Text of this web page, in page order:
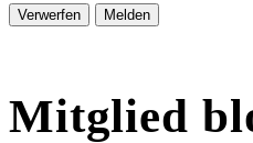
Melden
Mitglied